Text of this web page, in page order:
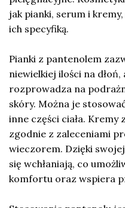
jak pianki, serum i
ich specyfiką.
Pianki z pantenolem
niewielkiej ilości na
rozprowadza na
skóry. Można je
inne części ciała.
zgodnie z zaleceniami
wieczorem. Dzięki
się wchłaniają, co
komfortu oraz wspiera